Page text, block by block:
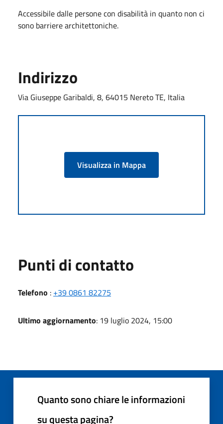
Accessibile dalle persone con disabilità in quanto non ci
sono barriere architettoniche.
Indirizzo
Via Giuseppe Garibaldi, 8, 64015 Nereto TE, Italia
Visualizza in Mappa
Punti di contatto
Telefono : +39 0861 82275
Ultimo aggiornamento: 19 luglio 2024, 15:00
Quanto sono chiare le informazioni
su questa pagina?